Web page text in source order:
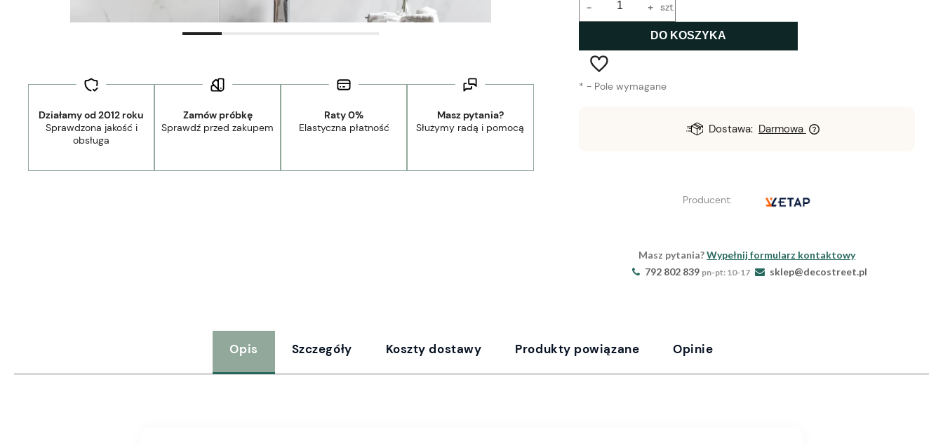
Działamy od 2012 roku
Sprawdzona jakość i
obsługa
Zamów próbkę
Sprawdź przed zakupem
Raty 0%
Elastyczna płatność
Masz pytania?
Służymy radą i pomocą
+
- szt.
DO KOSZYKA
* - Pole wymagane
Dostawa: Darmowa Wysyłka w: 1-3 tygodnie Dostawa: Darmowa
Producent:
Masz pytania?Wypełnij formularz kontaktowy
792 802 839 pn-pt: 10-17 sklep@decostreet.pl
Opis Szczegóły Koszty dostawy Produkty powiązane Opinie